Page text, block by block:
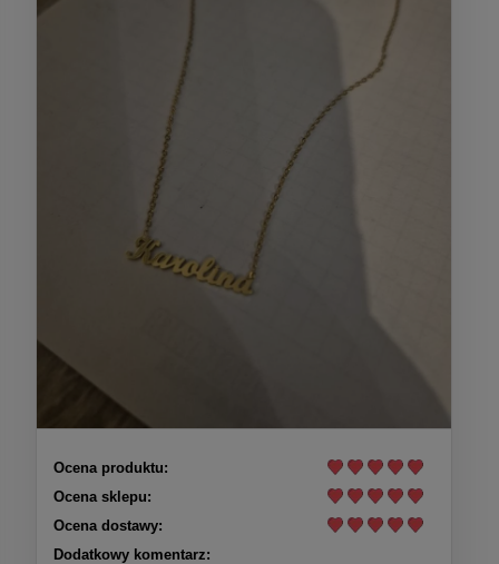
Ocena produktu:
Ocena sklepu:
Ocena dostawy:
Dodatkowy komentarz: